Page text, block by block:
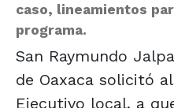
caso, lineamientos
programa.
San Raymundo
de Oaxaca solicitó
Ejecutivo local, a